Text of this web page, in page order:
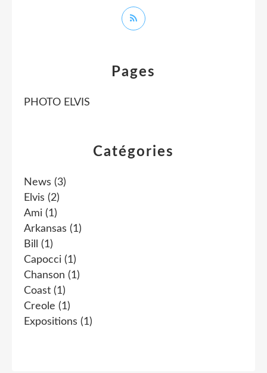
Catégories
News (3)
Elvis (2)
Ami (1)
Arkansas (1)
Bill
(1)
Capocci (1)
Chanson (1)
Coast (1)
Creole (1)
Expositions (1)
Pages
PHOTO ELVIS